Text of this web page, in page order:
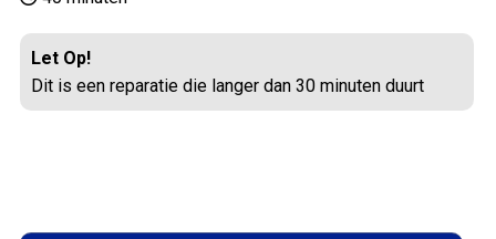
Let Op!
Dit is een reparatie die langer dan 30 minuten duurt